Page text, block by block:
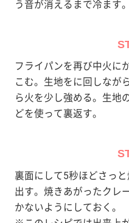
う音が消えるまで冷ます。
フライパンを再び中火に
こむ。生地をに回しなが
ら火を少し強める。生地
どを使って裏返す。
裏面にして5秒ほどさっ
出す。焼きあがったクレ
かないようにしておく。